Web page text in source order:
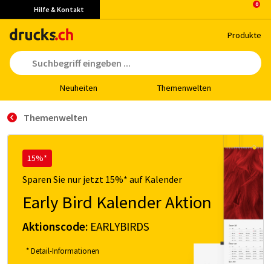
Hilfe & Kontakt
Pro­duk­te
Neu­hei­ten The­men­wel­ten
Themenwelten
15%*
Sparen Sie nur jetzt 15%* auf Kalender
Early Bird Kalender Aktion
Aktionscode: EARLYBIRDS
* Detail-Informationen